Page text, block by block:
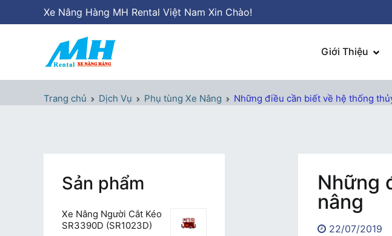
tới
Xe Nâng Hàng MH Rental Việt Nam Xin Chào!
Giới Thiệu
Trang chủ Dịch Vụ Phụ tùng Xe Nâng Những điều cần biết về hệ thống
Những
nâng
22/07/2019
Sản phẩm
Xe Nâng Người Cắt Kéo
SR3390D (SR1023D)